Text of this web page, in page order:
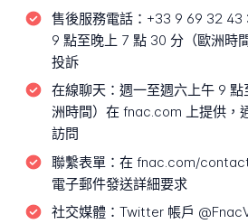
售後服務電話： +33 9 69 32 43
9 點至晚上 7 點 30 分（歐洲時
投訴
在線聊天： 週一至週六上午 9
洲時間）在 fnac.com 上提供，
訪問
聯繫表單： 在 fnac.com/
電子郵件發送詳細要求
社交媒體： Twitter 帳戶